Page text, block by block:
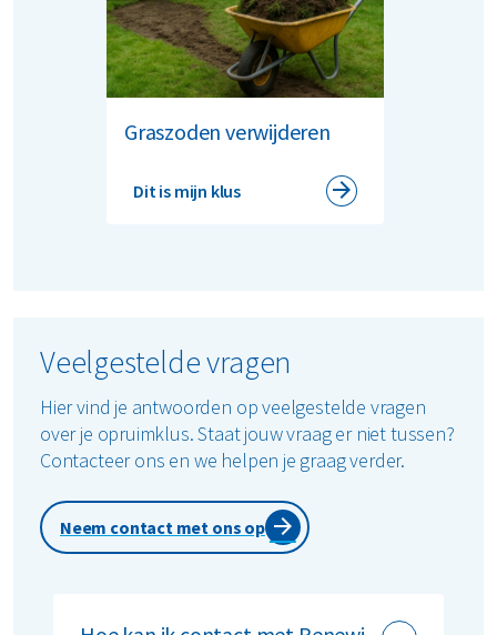
Graszoden verwijderen
Dit is mijn klus
Veelgestelde vragen
Hier vind je antwoorden op veelgestelde vragen
over je opruimklus. Staat jouw vraag er niet tussen?
Contacteer ons en we helpen je graag verder.
Neem contact met ons op